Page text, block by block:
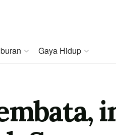
Gaya Hidup